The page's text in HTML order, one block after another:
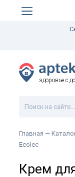
здоровье с
Главная —
Ecolec
Крем